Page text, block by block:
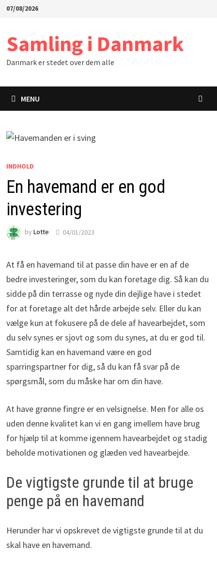
Skip07/08/2026
Samling i Danmark
Danmark er stedet over dem alle
MENU
INDHOLD
En havemand er en god
investering
by Lotte 04/01/2023
At få en havemand til at passe din have er en af de
bedre investeringer, som du kan foretage dig. Så kan du
sidde på din terrasse og nyde din dejlige have i stedet
for at foretage alt det hårde arbejde selv. Eller du kan
vælge kun at fokusere på de dele af havearbejdet, som
du selv synes er sjovt og som du synes, at du er god til.
Samtidig kan en havemand være en god
sparringspartner for dig, så du kan få svar på de
spørgsmål, som du måske har om din have.
At have grønne fingre er en velsignelse. Men for alle os
uden denne kvalitet kan vi en gang imellem have brug
for hjælp til at komme igennem havearbejdet og stadig
beholde motivationen og glæden ved havearbejde.
De vigtigste grunde til at bruge
penge på en havemand
Herunder har vi opskrevet de vigtigste grunde til at du
skal have en havemand.